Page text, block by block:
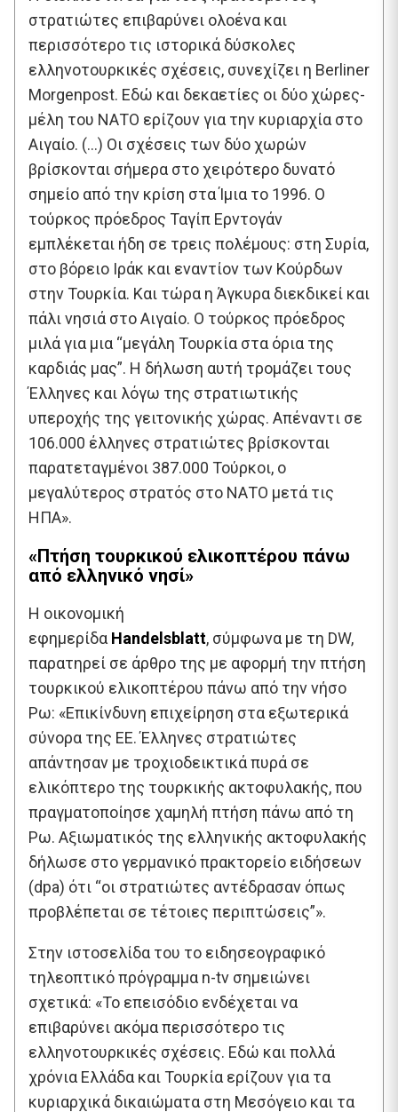
στρατιώτες επιβαρύνει ολοένα και
περισσότερο τις ιστορικά δύσκολες
ελληνοτουρκικές σχέσεις, συνεχίζει η Berliner
Morgenpost. Εδώ και δεκαετίες οι δύο χώρες-
μέλη του ΝΑΤΟ ερίζουν για την κυριαρχία στο
Αιγαίο. (…) Οι σχέσεις των δύο χωρών
βρίσκονται σήμερα στο χειρότερο δυνατό
σημείο από την κρίση στα Ίμια το 1996. Ο
τούρκος πρόεδρος Ταγίπ Ερντογάν
εμπλέκεται ήδη σε τρεις πολέμους: στη Συρία,
στο βόρειο Ιράκ και εναντίον των Κούρδων
στην Τουρκία. Και τώρα η Άγκυρα διεκδικεί και
πάλι νησιά στο Αιγαίο. Ο τούρκος πρόεδρος
μιλά για μια “μεγάλη Τουρκία στα όρια της
καρδιάς μας”. Η δήλωση αυτή τρομάζει τους
Έλληνες και λόγω της στρατιωτικής
υπεροχής της γειτονικής χώρας. Απέναντι σε
106.000 έλληνες στρατιώτες βρίσκονται
παρατεταγμένοι 387.000 Τούρκοι, ο
μεγαλύτερος στρατός στο ΝΑΤΟ μετά τις
ΗΠΑ».
«Πτήση τουρκικού ελικοπτέρου πάνω
από ελληνικό νησί»
Η οικονομική
εφημερίδα Handelsblatt, σύμφωνα με τη DW,
παρατηρεί σε άρθρο της με αφορμή την πτήση
τουρκικού ελικοπτέρου πάνω από την νήσο
Ρω: «Επικίνδυνη επιχείρηση στα εξωτερικά
σύνορα της ΕΕ. Έλληνες στρατιώτες
απάντησαν με τροχιοδεικτικά πυρά σε
ελικόπτερο της τουρκικής ακτοφυλακής, που
πραγματοποίησε χαμηλή πτήση πάνω από τη
Ρω. Αξιωματικός της ελληνικής ακτοφυλακής
δήλωσε στο γερμανικό πρακτορείο ειδήσεων
(dpa) ότι “οι στρατιώτες αντέδρασαν όπως
προβλέπεται σε τέτοιες περιπτώσεις”».
Στην ιστοσελίδα του το ειδησεογραφικό
τηλεοπτικό πρόγραμμα n-tv σημειώνει
σχετικά: «Το επεισόδιο ενδέχεται να
επιβαρύνει ακόμα περισσότερο τις
ελληνοτουρκικές σχέσεις. Εδώ και πολλά
χρόνια Ελλάδα και Τουρκία ερίζουν για τα
κυριαρχικά δικαιώματα στη Μεσόγειο και τα